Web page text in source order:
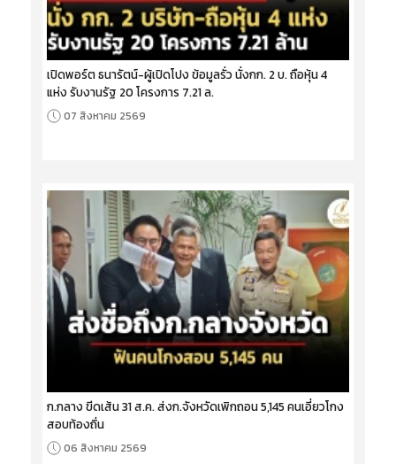
เปิดพอร์ต ธนารัตน์-ผู้เปิดโปง ข้อมูลรั่ว นั่งกก. 2 บ. ถือหุ้น 4
แห่ง รับงานรัฐ 20 โครงการ 7.21 ล.
07 สิงหาคม 2569
ก.กลาง ขีดเส้น 31 ส.ค. ส่งก.จังหวัดเพิกถอน 5,145 คนเอี่ยวโกง
สอบท้องถิ่น
06 สิงหาคม 2569